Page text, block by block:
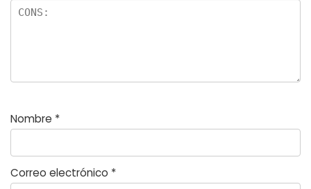
Nombre *
Correo electrónico *